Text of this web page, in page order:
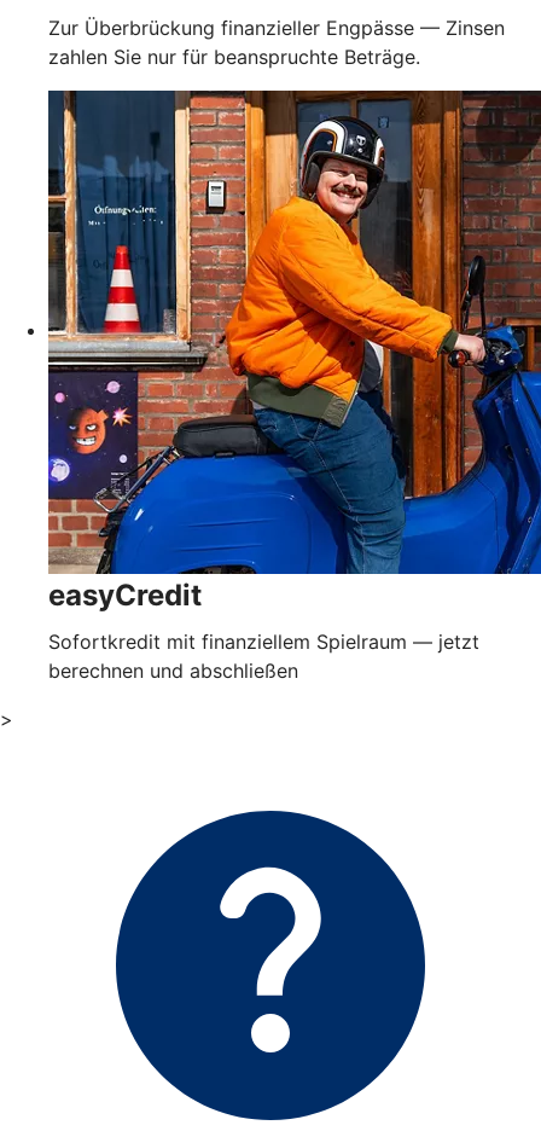
Zur Überbrückung finanzieller Engpässe — Zinsen
zahlen Sie nur für beanspruchte Beträge.
easyCredit
Sofortkredit mit finanziellem Spielraum — jetzt
berechnen und abschließen
>